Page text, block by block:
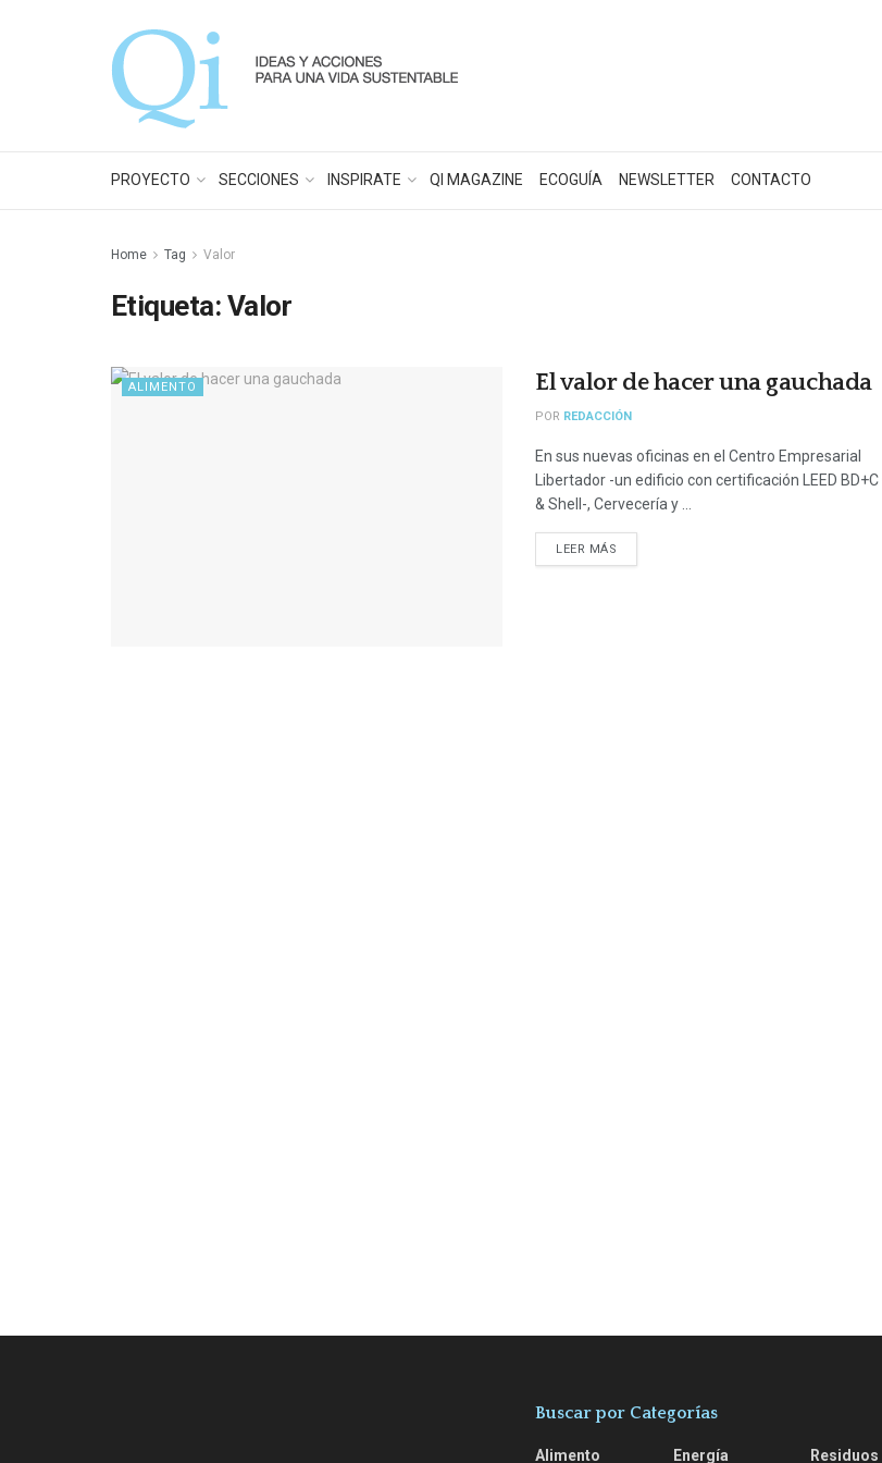
PROYECTO SECCIONES INSPIRATE QI MAGAZINE ECOGUÍA NEWSLETTER CONTACTO
Home Tag Valor
Etiqueta: Valor
ALIMENTO El valor de hacer una gauchada
POR REDACCIÓN
En sus nuevas oficinas en el Centro Empresarial
Libertador -un edificio con certificación LEED BD+C
& Shell-, Cervecería y ...
LEER MÁS
Buscar por Categorías
Alimento Energía Residuos